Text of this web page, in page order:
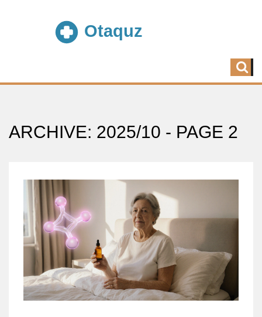
ARCHIVE: 2025/10 - PAGE 2